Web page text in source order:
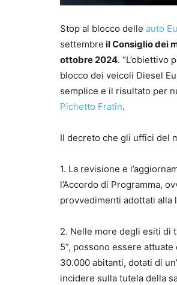
Stop al blocco delle auto
settembre il Consiglio dei
ottobre 2024.
blocco dei veicoli Diesel
semplice e il risultato per
Pichetto Fratin.
Il decreto che gli uffici del
1. La revisione e
l’Accordo di Programma,
provvedimenti adottati
2. Nelle more degli esiti di
5”, possono essere
30.000 abitanti, dotati di
incidere sulla tutela della